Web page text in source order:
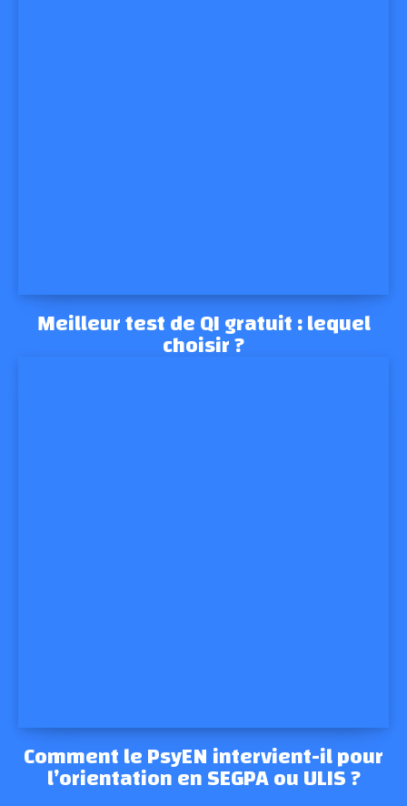
Meilleur test de QI gratuit : lequel
choisir ?
Comment le PsyEN intervient-il pour
l’orientation en SEGPA ou ULIS ?